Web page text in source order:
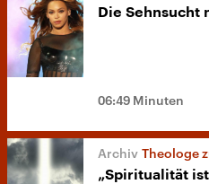
Die Sehnsucht
06:49 Minuten
Theologe
„Spiritualität